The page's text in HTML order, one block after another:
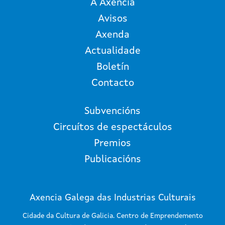
A Axencia
Avisos
Axenda
Actualidade
Boletín
Contacto
Subvencións
Circuítos de espectáculos
Premios
Publicacións
Axencia Galega das Industrias Culturais
Cidade da Cultura de Galicia. Centro de Emprendemento